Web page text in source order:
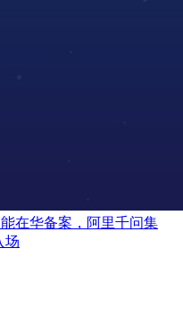
在华备案，阿里千问集
场